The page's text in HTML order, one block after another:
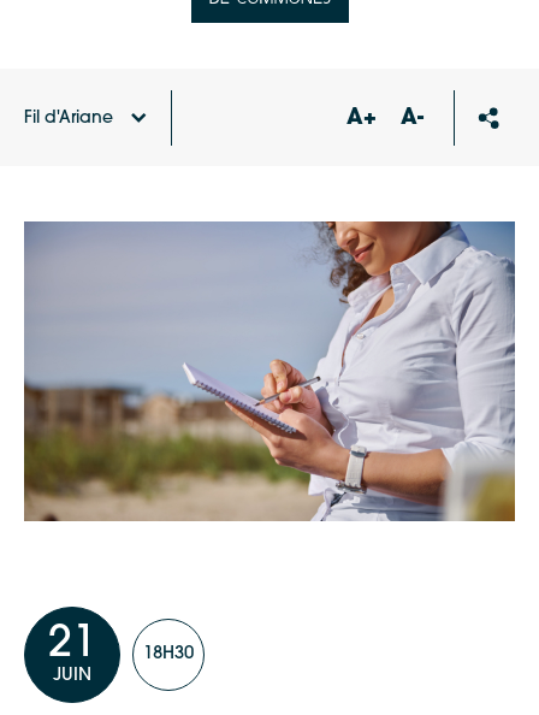
Fil d'Ariane A+ A-
21
JUIN
18H30